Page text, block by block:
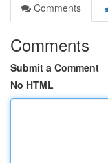
Comments
Comments
Submit a Comment
No HTML